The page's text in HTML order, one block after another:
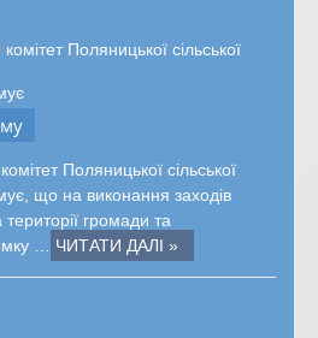
Поляницької сільської
Поляницької сільської
що на виконання заходів
громади та
… ЧИТАТИ ДАЛІ »